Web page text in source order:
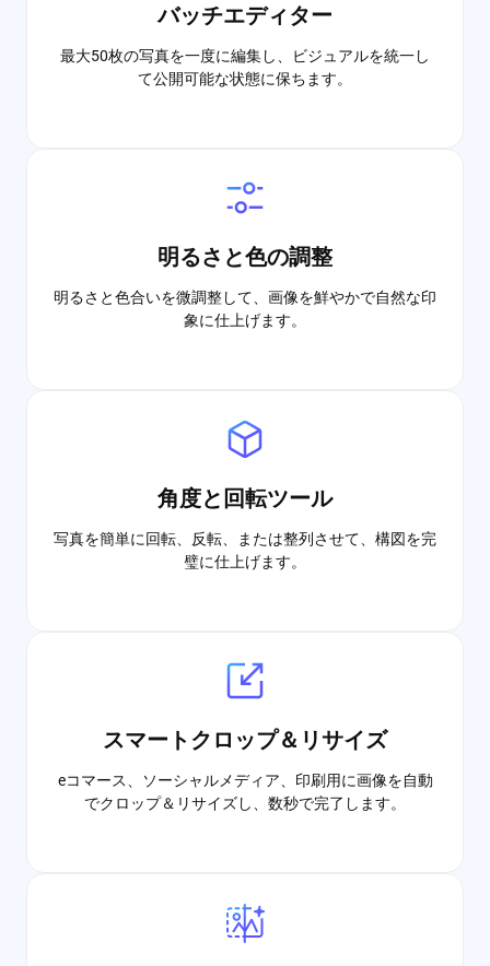
バッチエディター
最大50枚の写真を一度に編集し、ビジュアルを統一し
て公開可能な状態に保ちます。
明るさと色の調整
明るさと色合いを微調整して、画像を鮮やかで自然な印
象に仕上げます。
角度と回転ツール
写真を簡単に回転、反転、または整列させて、構図を完
璧に仕上げます。
スマートクロップ＆リサイズ
eコマース、ソーシャルメディア、印刷用に画像を自動
でクロップ＆リサイズし、数秒で完了します。